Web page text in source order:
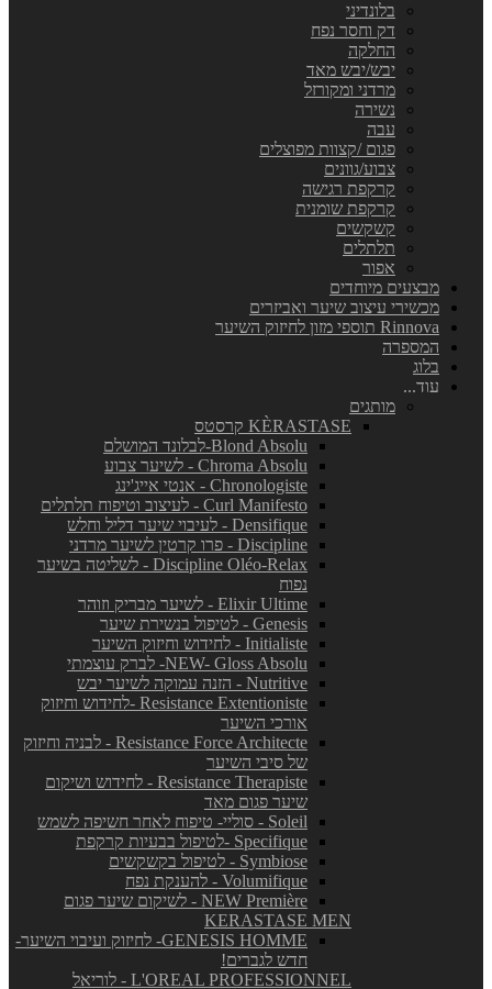
בלונדיני
דק וחסר נפח
החלקה
יבש/יבש מאד
מרדני ומקורזל
נשירה
עבה
פגום /קצוות מפוצלים
צבוע/גוונים
קרקפת רגישה
קרקפת שומנית
קשקשים
תלתלים
אפור
מבצעים מיוחדים
מכשירי עיצוב שיער ואביזרים
Rinnova תוספי מזון לחיזוק השיער
המספרה
בלוג
עוד...
מותגים
KÈRASTASE קרסטס
Blond Absolu-לבלונד המושלם
Chroma Absolu - לשיער צבוע
Chronologiste - אנטי אייג'ינג
Curl Manifesto - לעיצוב וטיפוח תלתלים
Densifique - לעיבוי שיער דליל וחלש
Discipline - פרו קרטין לשיער מרדני
Discipline Oléo-Relax - לשליטה בשיער
נפוח
Elixir Ultime - לשיער מבריק וזוהר
Genesis - לטיפול בנשירת שיער
Initialiste - לחידוש וחיזוק השיער
NEW- Gloss Absolu- לברק עוצמתי
Nutritive - הזנה עמוקה לשיער יבש
Resistance Extentioniste -לחידוש וחיזוק
אורכי השיער
Resistance Force Architecte - לבניה וחיזוק
של סיבי השיער
Resistance Therapiste - לחידוש ושיקום
שיער פגום מאד
Soleil - סוליי- טיפוח לאחר חשיפה לשמש
Specifique -לטיפול בבעיות קרקפת
Symbiose - לטיפול בקשקשים
Volumifique - להענקת נפח
NEW Première - לשיקום שיער פגום
KERASTASE MEN
GENESIS HOMME- לחיזוק ועיבוי השיער-
חדש לגברים!
L'OREAL PROFESSIONNEL - לוריאל